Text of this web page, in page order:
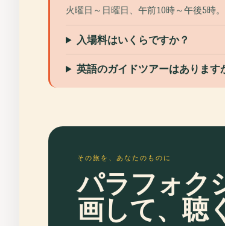
火曜日～日曜日、午前10時～午後5時
入場料はいくらですか？
英語のガイドツアーはあります
その旅を、あなたのものに
パラフォク
画して、聴